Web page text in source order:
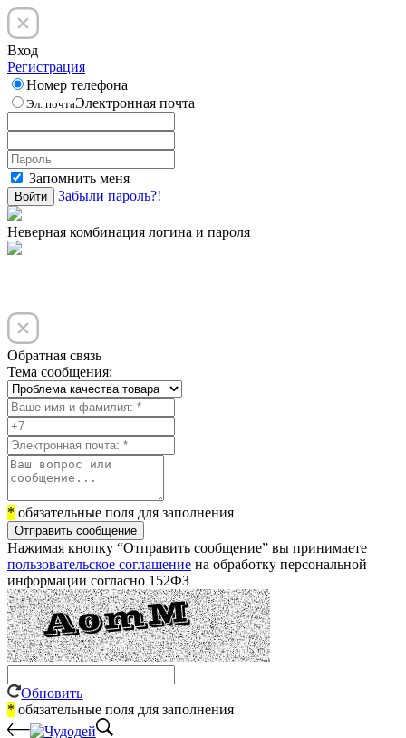
Вход
Регистрация
Номер телефона
Эл. почтаЭлектронная почта
Запомнить меня
Войти Забыли пароль?!
Неверная комбинация логина и пароля
Обратная связь
Тема сообщения:
* обязательные поля для заполнения
Отправить сообщение
Нажимая кнопку “Отправить сообщение” вы принимаете
пользовательское соглашение на обработку персональной
информации согласно 152ФЗ
Обновить
* обязательные поля для заполнения